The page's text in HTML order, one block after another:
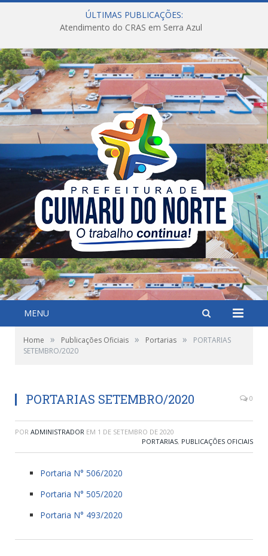
ÚLTIMAS PUBLICAÇÕES:
Atendimento do CRAS em Serra Azul
MENU
Home » Publicações Oficiais » Portarias »
PORTARIAS
SETEMBRO/2020
PORTARIAS SETEMBRO/2020 0
POR ADMINISTRADOR EM 1 DE SETEMBRO DE 2020
PORTARIAS, PUBLICAÇÕES OFICIAIS
Portaria N° 506/2020
Portaria N° 505/2020
Portaria N° 493/2020